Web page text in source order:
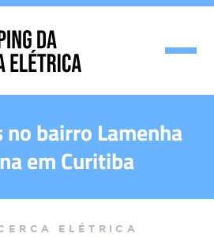
no bairro Lamenha
em Curitiba
ELÉTRICA